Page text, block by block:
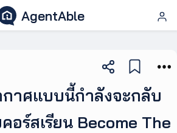
AgentAble
าศแบบนี้กำลังจะกลับ
อร์สเรียน Become The